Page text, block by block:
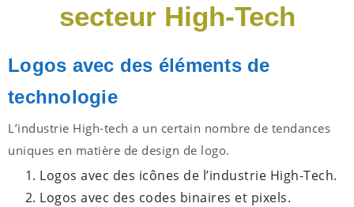
secteur High-Tech
Logos avec des éléments de
technologie
L’industrie High-tech a un certain nombre de tendances
uniques en matière de design de logo.
Logos avec des icônes de l’industrie High-Tech.
Logos avec des codes binaires et pixels.